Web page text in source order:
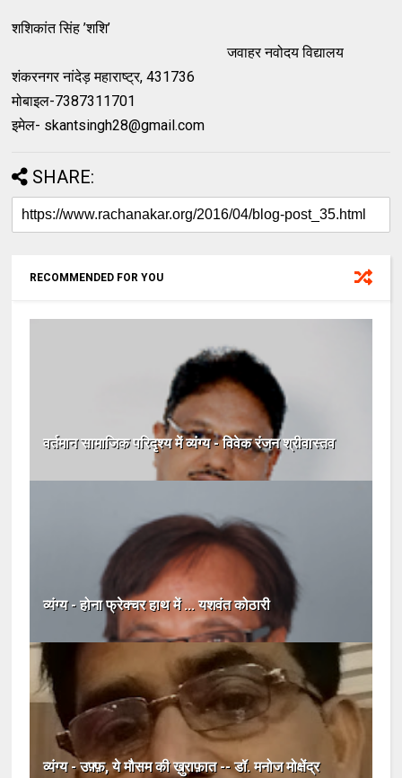
शशिकांत सिंह ’शशि’
जवाहर नवोदय विद्यालय
शंकरनगर नांदेड़ महाराष्ट्र, 431736
मोबाइल-7387311701
इमेल- skantsingh28@gmail.com
SHARE:
RECOMMENDED FOR YOU
वर्तमान सामाजिक परिदृश्य में व्यंग्य - विवेक रंजन श्रीवास्तव
व्यंग्य - होना फ्रेक्चर हाथ में ... यशवंत कोठारी
व्यंग्य - उफ़्फ़, ये मौसम की ख़ुराफ़ात -- डॉ. मनोज मोक्षेंद्र